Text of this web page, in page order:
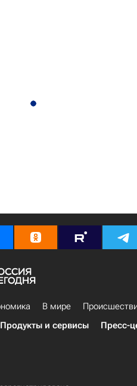
В мире
Продукты и сервисы Пресс-